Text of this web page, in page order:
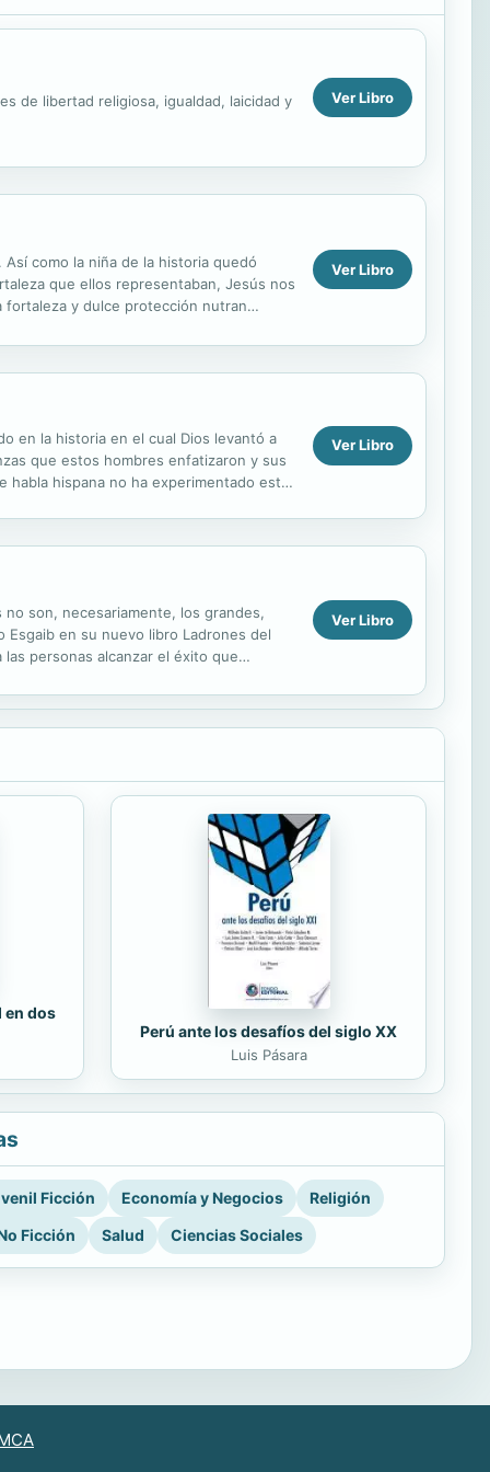
de libertad religiosa, igualdad, laicidad y Ver Libro
como la niña de la historia quedó
que ellos representaban, Jesús nos
fortaleza y dulce protección nutran
Ver Libro
en la historia en el cual Dios levantó a
que estos hombres enfatizaron y sus
habla hispana no ha experimentado esta
Ver Libro
son, necesariamente, los grandes,
en su nuevo libro Ladrones del
personas alcanzar el éxito que
Ver Libro
en dos
Perú ante los desafíos del siglo XX
Luis Pásara
Ficción Economía y Negocios
Religión
Ficción
Salud Ciencias Sociales